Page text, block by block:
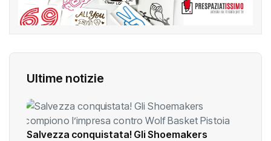
Ultime notizie
Salvezza conquistata! Gli Shoemakers